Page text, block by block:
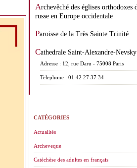
Archevêché des églises orthodoxes de tradition
russe en Europe occidentale
Paroisse de la Très Sainte Trinité
Cathedrale Saint-Alexandre-Nevsky
Adresse : 12, rue Daru - 75008 Paris
Telephone : 01 42 27 37 34
CATÉGORIES
Actualités
Archeveque
Catéchèse des adultes en français